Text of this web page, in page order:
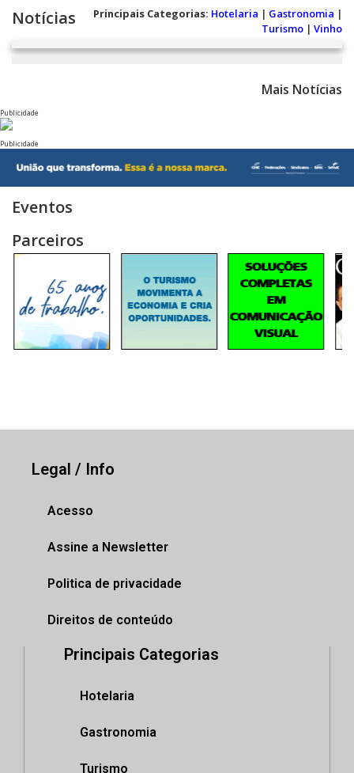
Notícias Principais Categorias: Hotelaria | Gastronomia |
Turismo | Vinho
Mais Notícias
Publicidade
Publicidade
Eventos
Parceiros
Legal / Info
Acesso
Assine a Newsletter
Politica de privacidade
Direitos de conteúdo
Principais Categorias
Hotelaria
Gastronomia
Turismo